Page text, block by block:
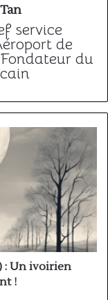
service
de
du
: Un ivoirien
!